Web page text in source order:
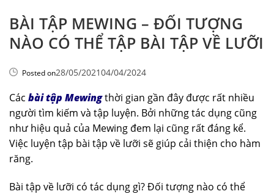
BÀI TẬP MEWING – ĐỐI TƯỢNG
NÀO CÓ THỂ TẬP BÀI TẬP VỀ LƯỠI
Posted on28/05/202104/04/2024
Các bài tập Mewingthời gian gần đây được rất nhiều
người tìm kiếm và tập luyện. Bởi những tác dụng cũng
như hiệu quả của Mewing đem lại cũng rất đáng kể.
Việc luyện tập bài tập về lưỡi sẽ giúp cải thiện cho hàm
răng.
Bài tập về lưỡi có tác dụng gì? Đối tượng nào có thể